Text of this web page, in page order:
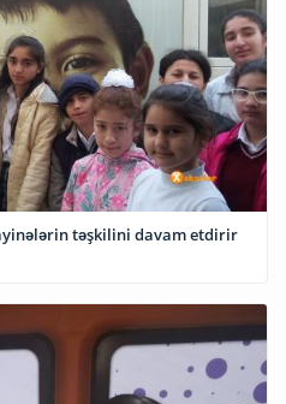
təşkilini davam etdirir